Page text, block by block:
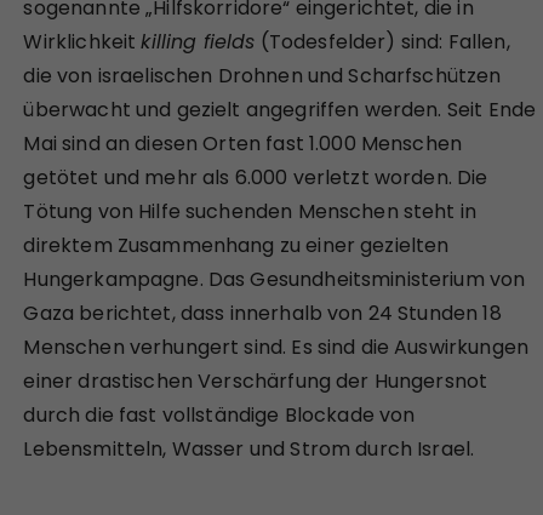
sogenannte „Hilfskorridore“ eingerichtet, die in
Wirklichkeitkilling fields (Todesfelder) sind: Fallen,
die von israelischen Drohnen und Scharfschützen
überwacht und gezielt angegriffen werden. Seit Ende
Mai sind an diesen Orten fast 1.000 Menschen
getötet und mehr als 6.000 verletzt worden. Die
Tötung von Hilfe suchenden Menschen steht in
direktem Zusammenhang zu einer gezielten
Hungerkampagne. Das Gesundheitsministerium von
Gaza berichtet, dass innerhalb von 24 Stunden 18
Menschen verhungert sind. Es sind die Auswirkungen
einer drastischen Verschärfung der Hungersnot
durch die fast vollständige Blockade von
Lebensmitteln, Wasser und Strom durch Israel.